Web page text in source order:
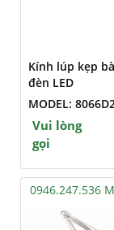
Kính lúp kẹp
đèn LED
MODEL:
Vui lòng
gọi
0946.247.536